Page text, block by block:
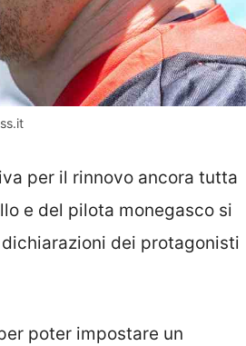
per il rinnovo ancora tutta
e del pilota monegasco si
dei protagonisti
poter impostare un